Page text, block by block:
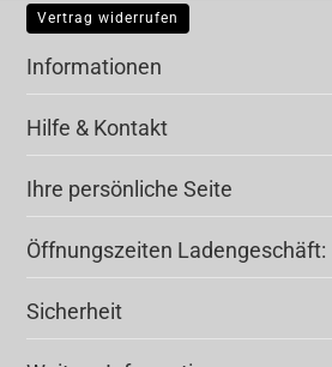
Vertrag widerrufen
Informationen
Hilfe & Kontakt
Ihre persönliche Seite
Öffnungszeiten Ladengeschäft:
Sicherheit